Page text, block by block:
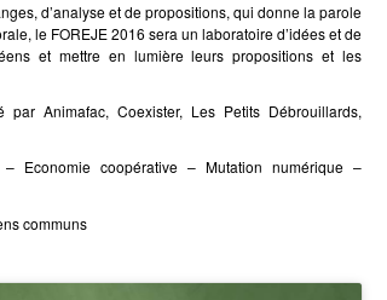
d’analyse et de propositions, qui donne la parole
le FOREJE 2016 sera un laboratoire d’idées et de
et mettre en lumière leurs propositions et les
par Animafac, Coexister, Les Petits Débrouillards,
Economie coopérative – Mutation numérique –
communs